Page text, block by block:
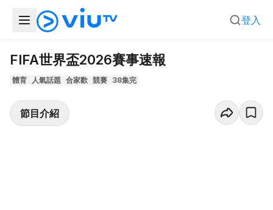
登入
FIFA世界盃2026賽事速報
體育 人氣話題 合家歡 競賽 38集完
節目介紹